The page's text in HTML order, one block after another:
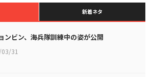
新着ネタ
ンビン、海兵隊訓練中の姿が公開
31